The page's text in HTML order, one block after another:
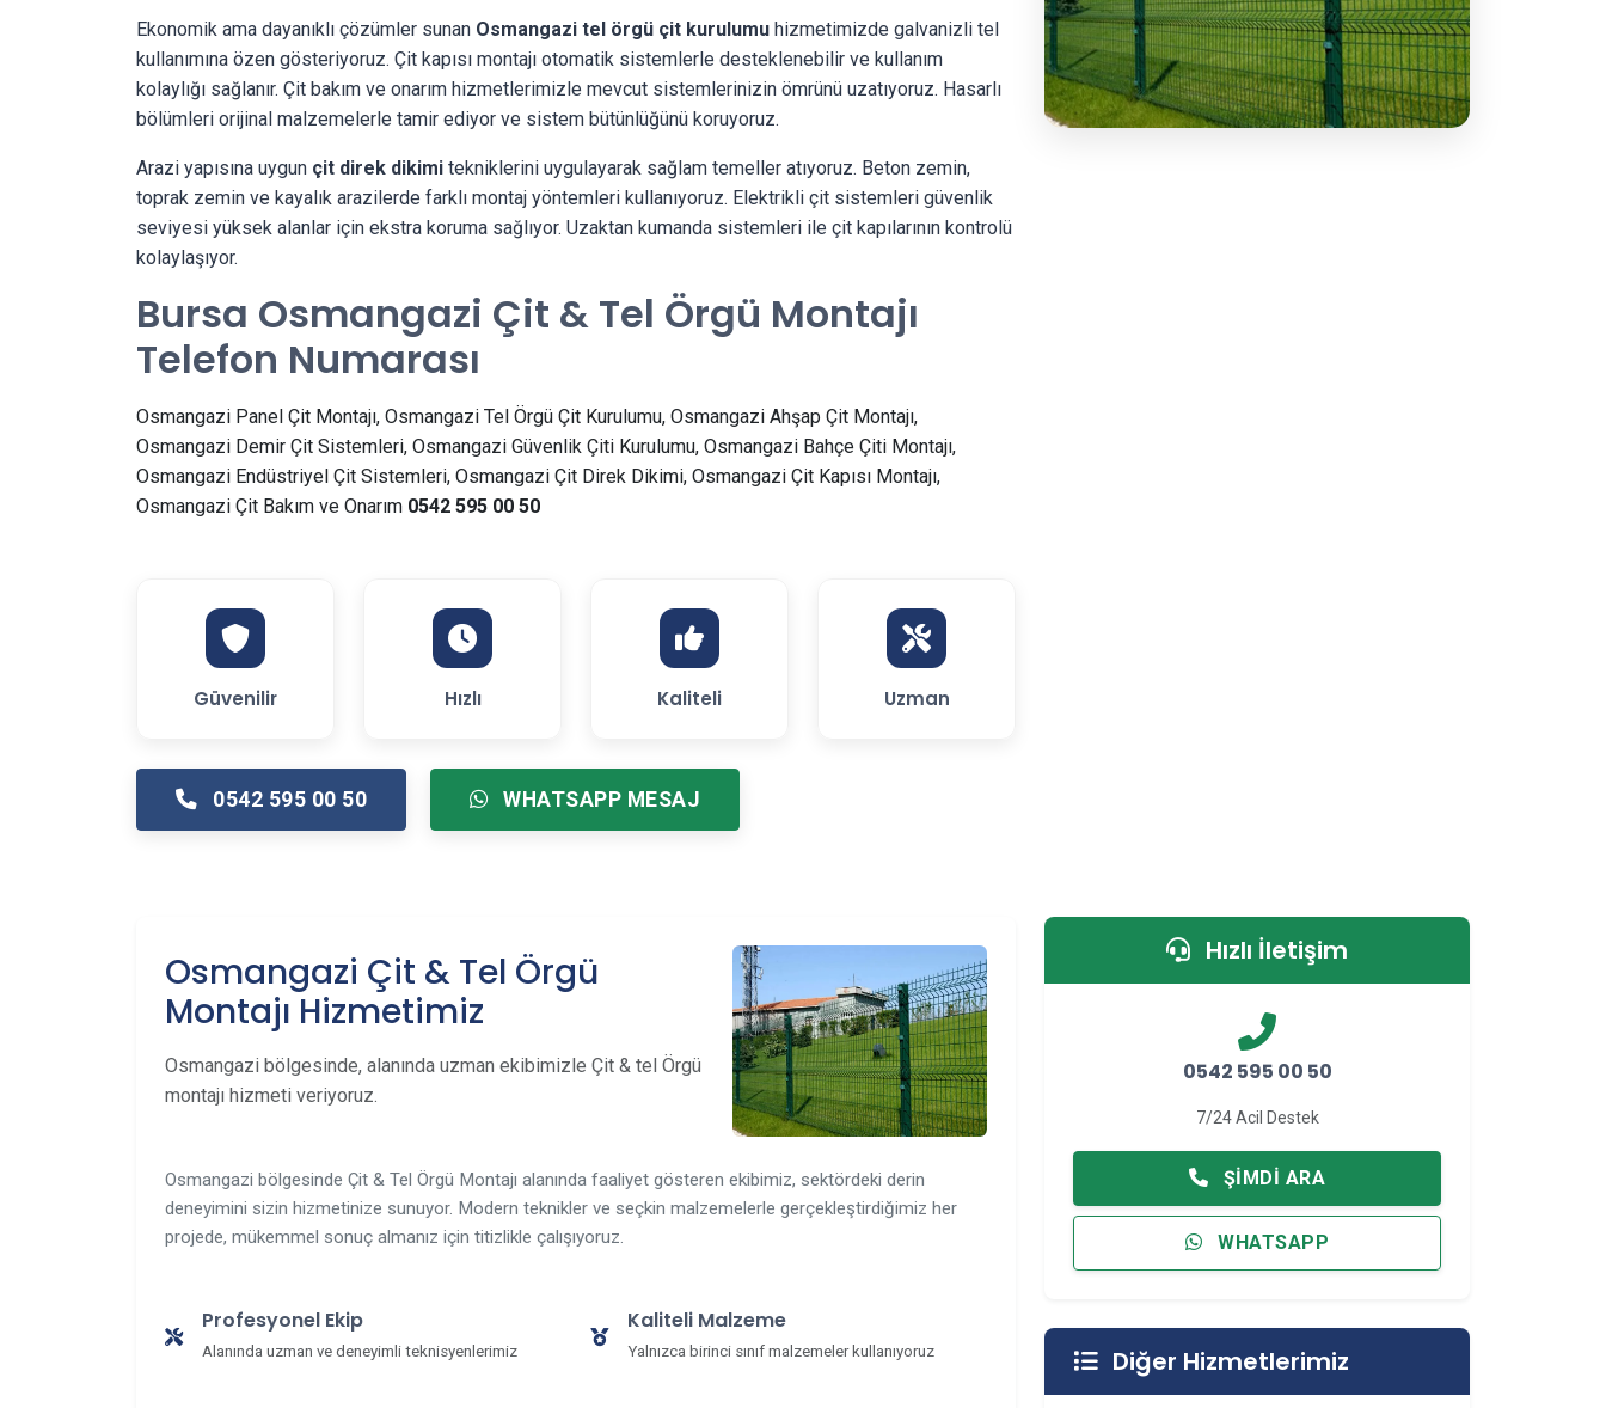
Ekonomik ama dayanıklı çözümler sunan Osmangazi tel örgü çit kurulumu hizmetimizde galvanizli tel
kullanımına özen gösteriyoruz. Çit kapısı montajı otomatik sistemlerle desteklenebilir ve kullanım
kolaylığı sağlanır. Çit bakım ve onarım hizmetlerimizle mevcut sistemlerinizin ömrünü uzatıyoruz. Hasarlı
bölümleri orijinal malzemelerle tamir ediyor ve sistem bütünlüğünü koruyoruz.
Arazi yapısına uygun çit direk dikimi tekniklerini uygulayarak sağlam temeller atıyoruz. Beton zemin,
toprak zemin ve kayalık arazilerde farklı montaj yöntemleri kullanıyoruz. Elektrikli çit sistemleri güvenlik
seviyesi yüksek alanlar için ekstra koruma sağlıyor. Uzaktan kumanda sistemleri ile çit kapılarının kontrolü
kolaylaşıyor.
Bursa Osmangazi Çit & Tel Örgü Montajı
Telefon Numarası
Osmangazi Panel Çit Montajı, Osmangazi Tel Örgü Çit Kurulumu, Osmangazi Ahşap Çit Montajı,
Osmangazi Demir Çit Sistemleri, Osmangazi Güvenlik Çiti Kurulumu, Osmangazi Bahçe Çiti Montajı,
Osmangazi Endüstriyel Çit Sistemleri, Osmangazi Çit Direk Dikimi, Osmangazi Çit Kapısı Montajı,
Osmangazi Çit Bakım ve Onarım 0542 595 00 50
Güvenilir Hızlı Kaliteli Uzman
0542 595 00 50 WHATSAPP MESAJ
Osmangazi Çit & Tel Örgü
Montajı Hizmetimiz
Osmangazi bölgesinde, alanında uzman ekibimizle Çit & tel Örgü
montajı hizmeti veriyoruz.
Osmangazi bölgesinde Çit & Tel Örgü Montajı alanında faaliyet gösteren ekibimiz, sektördeki derin
deneyimini sizin hizmetinize sunuyor. Modern teknikler ve seçkin malzemelerle gerçekleştirdiğimiz her
projede, mükemmel sonuç almanız için titizlikle çalışıyoruz.
Profesyonel Ekip
Alanında uzman ve deneyimli teknisyenlerimiz
Kaliteli Malzeme
Yalnızca birinci sınıf malzemeler kullanıyoruz
Hızlı İletişim
0542 595 00 50
7/24 Acil Destek
ŞIMDI ARA
WHATSAPP
Diğer Hizmetlerimiz